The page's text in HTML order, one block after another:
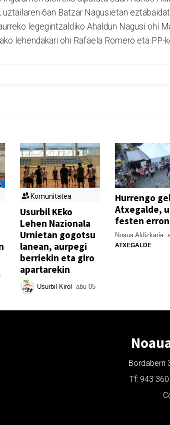
uztailaren 6an Batzar Nagusietan
legegintzaldiko Ahaldun Nagusi ohi
lehendakari ohi Rafaela Romero eta PP-
Komunitatea
Usurbil KEko
Lehen Nazionala
Urnietan gogotsu
lanean, aurpegi
berriekin eta giro
apartarekin
Usurbil Kirol abu 05
Hurrengo
Atxegalde,
festen
Noaua Aldizkaria
ATXEGALDE
Bordaberri
Tf: 943